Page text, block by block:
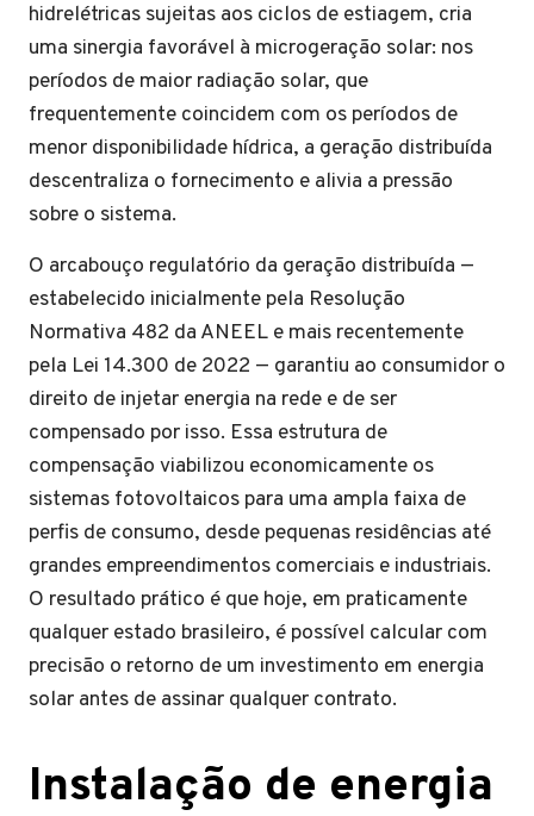
hidrelétricas sujeitas aos ciclos de estiagem, cria
uma sinergia favorável à microgeração solar: nos
períodos de maior radiação solar, que
frequentemente coincidem com os períodos de
menor disponibilidade hídrica, a geração distribuída
descentraliza o fornecimento e alivia a pressão
sobre o sistema.
O arcabouço regulatório da geração distribuída —
estabelecido inicialmente pela Resolução
Normativa 482 da ANEEL e mais recentemente
pela Lei 14.300 de 2022 — garantiu ao consumidor o
direito de injetar energia na rede e de ser
compensado por isso. Essa estrutura de
compensação viabilizou economicamente os
sistemas fotovoltaicos para uma ampla faixa de
perfis de consumo, desde pequenas residências até
grandes empreendimentos comerciais e industriais.
O resultado prático é que hoje, em praticamente
qualquer estado brasileiro, é possível calcular com
precisão o retorno de um investimento em energia
solar antes de assinar qualquer contrato.
Instalação de energia